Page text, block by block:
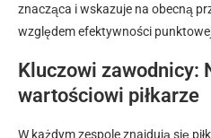
znacząca i wskazuje na obecną
względem efektywności
Kluczowi zawodnicy:
wartościowi piłkarze
W każdym zespole znajdują się